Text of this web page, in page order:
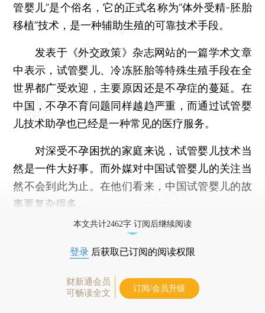
管婴儿”是个俗名，它的正式名称为“体外受精-胚胎
移植”技术，是一种辅助生殖的可靠技术手段。
发表于《外交政策》杂志网站的一篇学术文章
中表示，试管婴儿、冷冻胚胎等特殊生殖手段在全
世界都广受欢迎，主要原因还是不孕症的蔓延。在
中国，不孕不育问题同样越趋严重，而通过试管婴
儿技术助孕也已经是一种常见的医疗服务。
对深受不孕困扰的家庭来说，试管婴儿技术当
然是一件大好事。而外媒对中国试管婴儿的关注当
然不会到此为止。在他们看来，中国试管婴儿的故
事要复杂得多。
本文共计2462字 订阅后继续阅读
登录 后获取已订阅的阅读权限
财新通会员
可畅读全文
订阅/会员升级